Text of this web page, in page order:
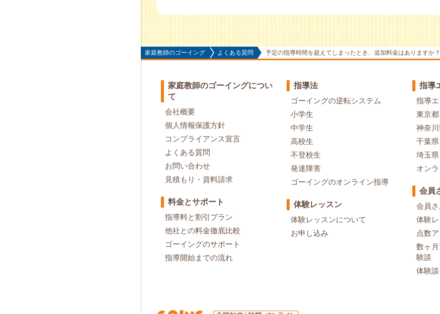
家庭教師のゴーイング よくある質問 予定の指導時間を超えてしまったとき、追加料金はありますか？
家庭教師のゴーイングについ
て
会社概要
個人情報保護方針
コンプライアンス宣言
よくある質問
お問い合わせ
見積もり・資料請求
料金とサポート
指導料と割引プラン
他社との料金徹底比較
ゴーイングのサポート
指導開始までの流れ
指導法
ゴーイングの逆転システム
小学生
中学生
高校生
不登校生
発達障害
ゴーイングのオンライン指導
体験レッスン
体験レッスンについて
お申し込み
指導
指導
東京都
神奈
千葉県
埼玉県
オン
会員
会員
体験
点数
数ヶ
験談
体験